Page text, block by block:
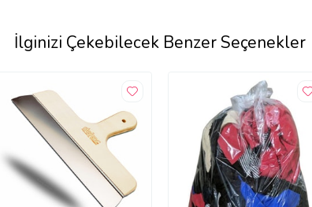
İlginizi Çekebilecek Benzer Seçenekler